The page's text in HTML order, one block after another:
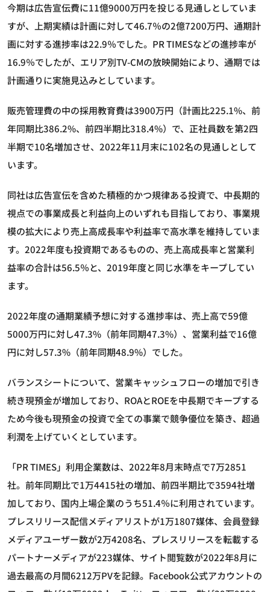
今期は広告宣伝費に11億9000万円を投じる見通しとしていま
すが、上期実績は計画に対して46.7％の2億7200万円、通期計
画に対する進捗率は22.9％でした。PR TIMESなどの進捗率が
16.9％でしたが、エリア別TV-CMの放映開始により、通期では
計画通りに実施見込みとしています。
販売管理費の中の採用教育費は3900万円（計画比225.1%、前
年同期比386.2%、前四半期比318.4%）で、正社員数を第2四
半期で10名増加させ、2022年11月末に102名の見通しとして
います。
同社は広告宣伝を含めた積極的かつ規律ある投資で、中長期的
視点での事業成長と利益向上のいずれも目指しており、事業規
模の拡大により売上高成長率や利益率で高水準を維持していま
す。2022年度も投資期であるものの、売上高成長率と営業利
益率の合計は56.5％と、2019年度と同じ水準をキープしてい
ます。
2022年度の通期業績予想に対する進捗率は、売上高で59億
5000万円に対し47.3%（前年同期47.3%）、営業利益で16億
円に対し57.3%（前年同期48.9%）でした。
バランスシートについて、営業キャッシュフローの増加で引き
続き現預金が増加しており、ROAとROEを中長期でキープする
ため今後も現預金の投資で全ての事業で競争優位を築き、超過
利潤を上げていくとしています。
「PR TIMES」利用企業数は、2022年8月末時点で7万2851
社。前年同期比で1万4415社の増加、前四半期比で3594社増
加しており、国内上場企業のうち51.4％に利用されています。
プレスリリース配信メディアリストが1万1807媒体、会員登録
メディアユーザー数が2万4208名、プレスリリースを転載する
パートナーメディアが223媒体、サイト閲覧数が2022年8月に
過去最高の月間6212万PVを記録。Facebook公式アカウントの